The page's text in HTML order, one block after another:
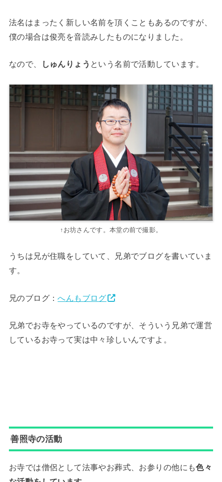
法名はまったく新しい名前を頂くこともあるのですが、
僕の場合は俊亮を音読みしたものになりました。
なので、 しゅんりょう という名前で活動しています。
↑お坊さんです。本堂の前で撮影。
うちは兄が住職をしていて、兄弟でブログを書いていま
す。
兄のブログ：へんもブログ
兄弟でお寺をやっているのですが、そういう兄弟で運営
しているお寺って実は中々珍しいんですよ。
善照寺の活動
お寺では僧侶として法事やお葬式、お参りの他にも色々